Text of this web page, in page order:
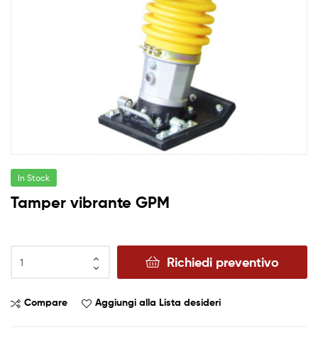
In Stock
Tamper vibrante GPM
Richiedi preventivo
Compare Aggiungi alla Lista desideri